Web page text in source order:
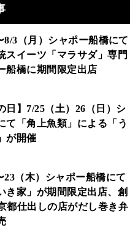
8/3（月）シャポー船橋にて
スイーツ「マラサダ」専門
船橋に期間限定出店
日】7/25（土）26（日）シ
て「角上魚類」による「う
が開催
23（木）シャポー船橋にて
き家」が期間限定出店、創
都仕出しの店がだし巻き弁